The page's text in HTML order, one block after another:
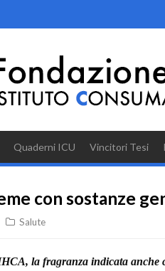
Quaderni ICU Vincitori Tesi
con sostanze
Salute
la fragranza indicata anche